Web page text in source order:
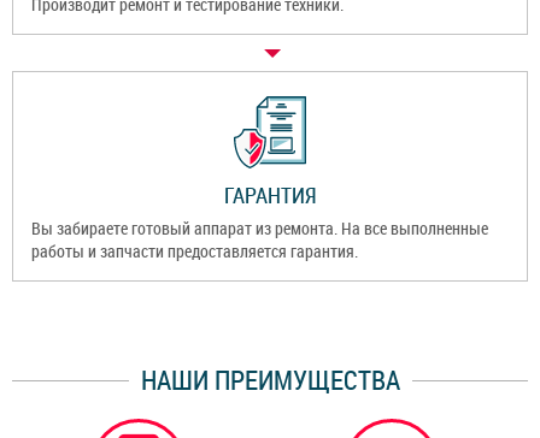
ГАРАНТИЯ
Вы забираете готовый аппарат из ремонта. На все выполненные
работы и запчасти предоставляется гарантия.
НАШИ ПРЕИМУЩЕСТВА